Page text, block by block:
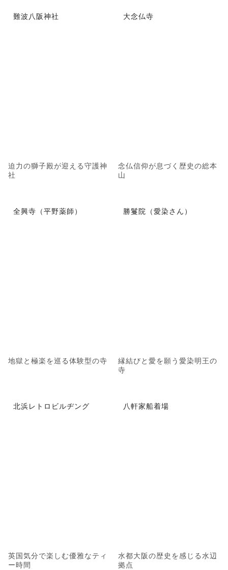
難波八阪神社
迫力の獅子殿が迎える守護神
社
大念仏寺
念仏信仰が息づく歴史の総本
山
全興寺（平野薬師）
地獄と極楽を巡る体験型の寺
勝鬘院（愛染さん）
縁結びと愛を願う愛染明王の
寺
北浜レトロビルヂング
英国気分で楽しむ優雅なティ
ー時間
八軒家船着場
水都大阪の歴史を感じる水辺
拠点